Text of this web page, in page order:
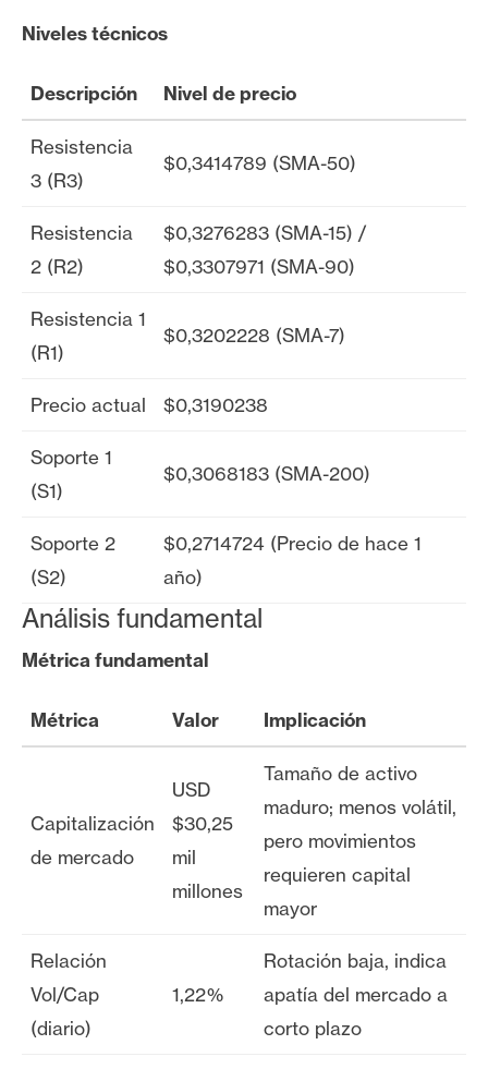
Niveles técnicos
Descripción Nivel de precio
Resistencia
3 (R3)
$0,3414789 (SMA-50)
Resistencia
2 (R2)
$0,3276283 (SMA-15) /
$0,3307971 (SMA-90)
Resistencia 1
(R1)
$0,3202228 (SMA-7)
Precio actual $0,3190238
Soporte 1
(S1)
$0,3068183 (SMA-200)
Soporte 2
(S2)
$0,2714724 (Precio de hace 1
año)
Análisis fundamental
Métrica fundamental
Métrica Valor Implicación
Capitalización
de mercado
USD
$30,25
mil
millones
Tamaño de activo
maduro; menos volátil,
pero movimientos
requieren capital
mayor
Relación
Vol/Cap
(diario)
1,22%
Rotación baja, indica
apatía del mercado a
corto plazo